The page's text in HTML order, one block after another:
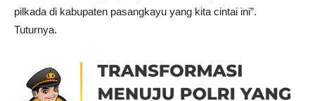
pilkada di kabupaten pasangkayu yang kita cintai ini”.
Tuturnya.